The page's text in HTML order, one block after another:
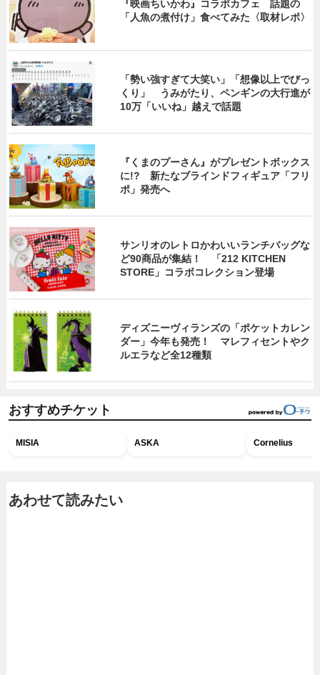
『映画ちいかわ』コラボカフェ 話題の
「人魚の煮付け」食べてみた〈取材レポ〉
「勢い強すぎて大笑い」「想像以上でびっ
くり」 うみがたり、ペンギンの大行進が
10万「いいね」越えで話題
『くまのプーさん』がプレゼントボックス
に!? 新たなブラインドフィギュア「フリ
ポ」発売へ
サンリオのレトロかわいいランチバッグな
ど90商品が集結！ 「212 KITCHEN
STORE」コラボコレクション登場
ディズニーヴィランズの「ポケットカレン
ダー」今年も発売！ マレフィセントやク
ルエラなど全12種類
おすすめチケット
MISIA ASKA Cornelius
あわせて読みたい